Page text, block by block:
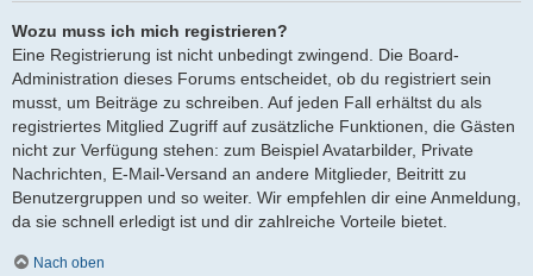
Wozu muss ich mich registrieren?
Eine Registrierung ist nicht unbedingt zwingend. Die Board-
Administration dieses Forums entscheidet, ob du registriert sein
musst, um Beiträge zu schreiben. Auf jeden Fall erhältst du als
registriertes Mitglied Zugriff auf zusätzliche Funktionen, die Gästen
nicht zur Verfügung stehen: zum Beispiel Avatarbilder, Private
Nachrichten, E-Mail-Versand an andere Mitglieder, Beitritt zu
Benutzergruppen und so weiter. Wir empfehlen dir eine Anmeldung,
da sie schnell erledigt ist und dir zahlreiche Vorteile bietet.
Nach oben